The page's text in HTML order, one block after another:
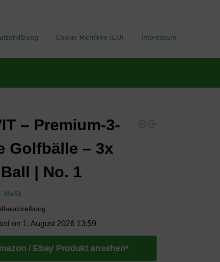
Cookie-Richtlinie (EU) Impressum
– Premium-3-
Golfbälle – 3x
| No. 1
MwSt.
on 1. August 2026 13:59
/ Ebay Produkt ansehen*